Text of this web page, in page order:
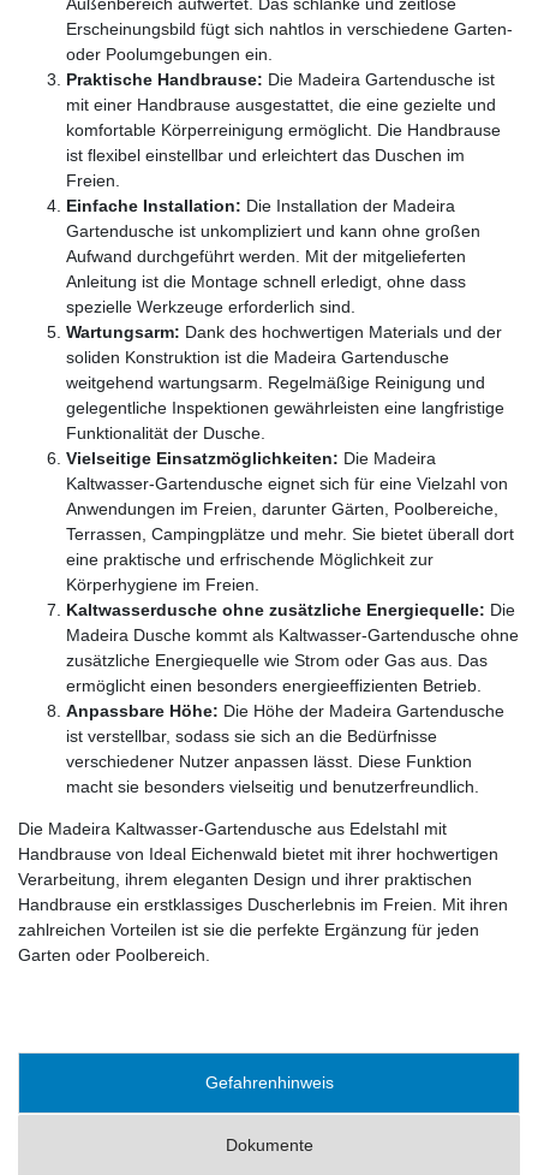
Erscheinungsbild fügt sich nahtlos in verschiedene Garten-
oder Poolumgebungen ein.
Praktische Handbrause: Die Madeira Gartendusche ist
mit einer Handbrause ausgestattet, die eine gezielte und
komfortable Körperreinigung ermöglicht. Die Handbrause
ist flexibel einstellbar und erleichtert das Duschen im
Freien.
Einfache Installation: Die Installation der Madeira
Gartendusche ist unkompliziert und kann ohne großen
Aufwand durchgeführt werden. Mit der mitgelieferten
Anleitung ist die Montage schnell erledigt, ohne dass
spezielle Werkzeuge erforderlich sind.
Wartungsarm: Dank des hochwertigen Materials und der
soliden Konstruktion ist die Madeira Gartendusche
weitgehend wartungsarm. Regelmäßige Reinigung und
gelegentliche Inspektionen gewährleisten eine langfristige
Funktionalität der Dusche.
Vielseitige Einsatzmöglichkeiten: Die Madeira
Kaltwasser-Gartendusche eignet sich für eine Vielzahl von
Anwendungen im Freien, darunter Gärten, Poolbereiche,
Terrassen, Campingplätze und mehr. Sie bietet überall dort
eine praktische und erfrischende Möglichkeit zur
Körperhygiene im Freien.
Kaltwasserdusche ohne zusätzliche Energiequelle: Die
Madeira Dusche kommt als Kaltwasser-Gartendusche ohne
zusätzliche Energiequelle wie Strom oder Gas aus. Das
ermöglicht einen besonders energieeffizienten Betrieb.
Anpassbare Höhe: Die Höhe der Madeira Gartendusche
ist verstellbar, sodass sie sich an die Bedürfnisse
verschiedener Nutzer anpassen lässt. Diese Funktion
macht sie besonders vielseitig und benutzerfreundlich.
Die Madeira Kaltwasser-Gartendusche aus Edelstahl mit
Handbrause von Ideal Eichenwald bietet mit ihrer hochwertigen
Verarbeitung, ihrem eleganten Design und ihrer praktischen
Handbrause ein erstklassiges Duscherlebnis im Freien. Mit ihren
zahlreichen Vorteilen ist sie die perfekte Ergänzung für jeden
Garten oder Poolbereich.
Gefahrenhinweis
Dokumente